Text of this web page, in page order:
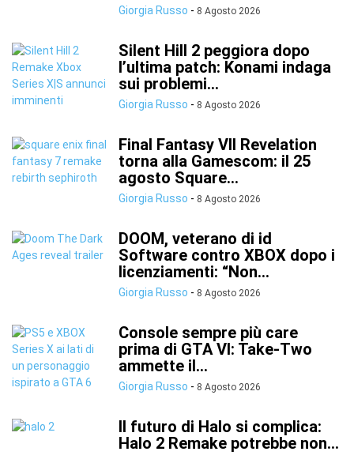
Giorgia Russo - 8 Agosto 2026
Silent Hill 2 peggiora dopo
l’ultima patch: Konami indaga
sui problemi...
Giorgia Russo - 8 Agosto 2026
Final Fantasy VII Revelation
torna alla Gamescom: il 25
agosto Square...
Giorgia Russo - 8 Agosto 2026
DOOM, veterano di id
Software contro XBOX dopo i
licenziamenti: “Non...
Giorgia Russo - 8 Agosto 2026
Console sempre più care
prima di GTA VI: Take-Two
ammette il...
Giorgia Russo - 8 Agosto 2026
Il futuro di Halo si complica:
Halo 2 Remake potrebbe non...